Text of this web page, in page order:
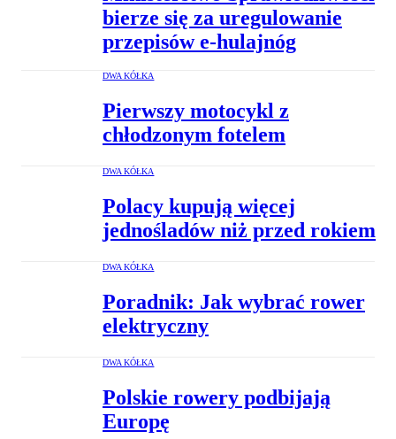
bierze się za uregulowanie
przepisów e-hulajnóg
DWA KÓŁKA
Pierwszy motocykl z
chłodzonym fotelem
DWA KÓŁKA
Polacy kupują więcej
jednośladów niż przed rokiem
DWA KÓŁKA
Poradnik: Jak wybrać rower
elektryczny
DWA KÓŁKA
Polskie rowery podbijają
Europę